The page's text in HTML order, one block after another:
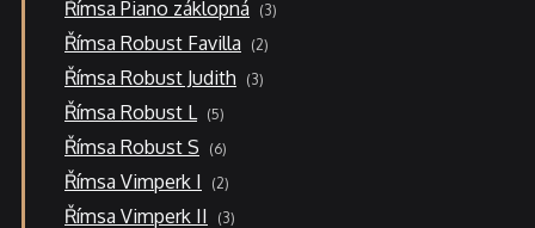
Římsa Piano záklopná 3
produkty
Římsa Robust Favilla 22
produkty
Římsa Robust Judith 33
produkty
Římsa Robust L 55
produktů
Římsa Robust S 66
produktů
Římsa Vimperk I 22
produkty
Římsa Vimperk II 33